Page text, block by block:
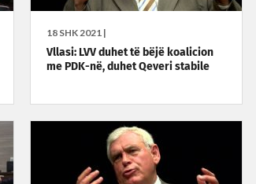
18 SHK 2021 |
Vllasi: LVV duhet të bëjë koalicion
me PDK-në, duhet Qeveri stabile